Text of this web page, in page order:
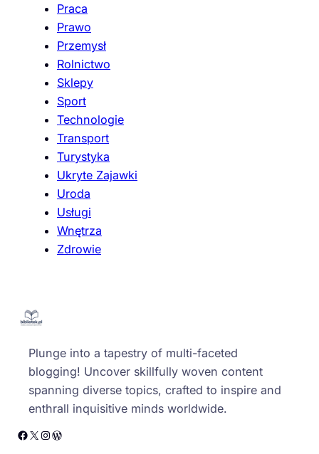
Praca
Prawo
Przemysł
Rolnictwo
Sklepy
Sport
Technologie
Transport
Turystyka
Ukryte Zajawki
Uroda
Usługi
Wnętrza
Zdrowie
Plunge into a tapestry of multi-faceted
blogging! Uncover skillfully woven content
spanning diverse topics, crafted to inspire and
enthrall inquisitive minds worldwide.
Facebook X Instagram WordPress